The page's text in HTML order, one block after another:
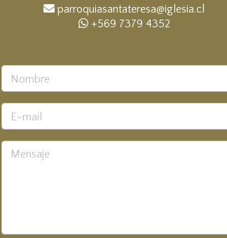
parroquiasantateresa@iglesia.cl
+569 7379 4352